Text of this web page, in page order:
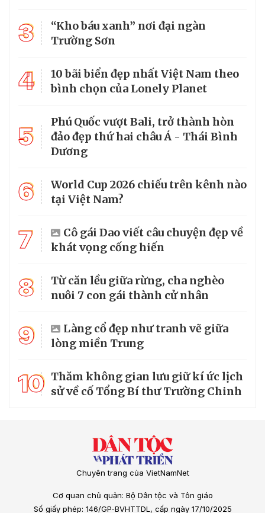
3
“Kho báu xanh” nơi đại ngàn
Trường Sơn
4
10 bãi biển đẹp nhất Việt Nam theo
bình chọn của Lonely Planet
5
Phú Quốc vượt Bali, trở thành hòn
đảo đẹp thứ hai châu Á - Thái Bình
Dương
6
World Cup 2026 chiếu trên kênh nào
tại Việt Nam?
7
Cô gái Dao viết câu chuyện đẹp về
khát vọng cống hiến
8
Từ căn lều giữa rừng, cha nghèo
nuôi 7 con gái thành cử nhân
9
Làng cổ đẹp như tranh vẽ giữa
lòng miền Trung
10 Thăm không gian lưu giữ kí ức lịch
sử về cố Tổng Bí thư Trường Chinh
Chuyên trang của VietNamNet
Cơ quan chủ quản: Bộ Dân tộc và Tôn giáo
Số giấy phép: 146/GP-BVHTTDL, cấp ngày 17/10/2025